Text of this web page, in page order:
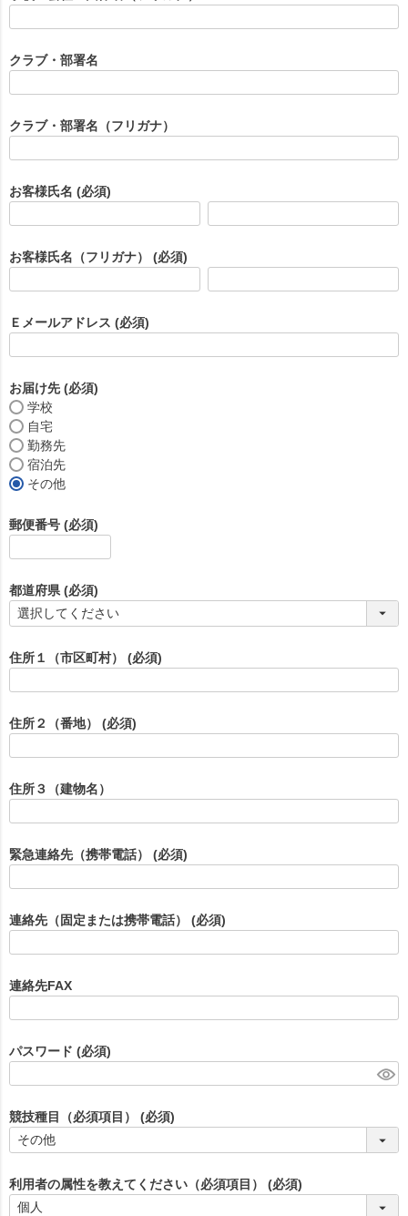
クラブ・部署名
クラブ・部署名（フリガナ）
お客様氏名 (必須)
お客様氏名（フリガナ） (必須)
Ｅメールアドレス (必須)
お届け先 (必須)
学校
自宅
勤務先
宿泊先
その他
郵便番号 (必須)
都道府県 (必須)
住所１（市区町村） (必須)
住所２（番地） (必須)
住所３（建物名）
緊急連絡先（携帯電話） (必須)
連絡先（固定または携帯電話） (必須)
連絡先FAX
パスワード (必須)
競技種目（必須項目） (必須)
利用者の属性を教えてください（必須項目） (必須)